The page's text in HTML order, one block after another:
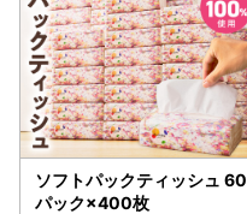
ソフトパックティッシュ 60
パック×400枚